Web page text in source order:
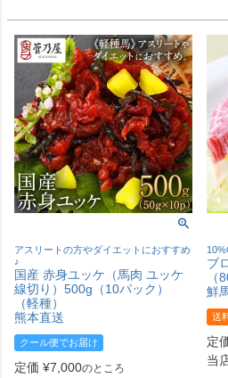
アスリートの方やダイエットにおすすめ
♪
国産 赤身ユッケ（馬肉 ユッケ
線切り）500g（10パック）
（軽種）
熊本直送
クール便でお届け
定価 ¥7,000のところ
ブ
（
鮮
送
定
当